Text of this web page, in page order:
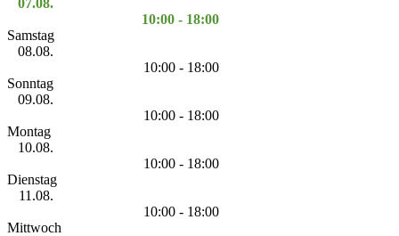
10:00 - 18:00
Samstag
08.08.
10:00 - 18:00
Sonntag
09.08.
10:00 - 18:00
Montag
10.08.
10:00 - 18:00
Dienstag
11.08.
10:00 - 18:00
Mittwoch